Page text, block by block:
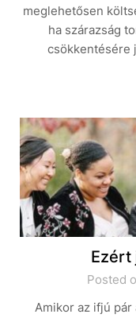
meglehetősen
ha szárazság
csökkentésére
Ezért
Posted
Amikor az ifjú